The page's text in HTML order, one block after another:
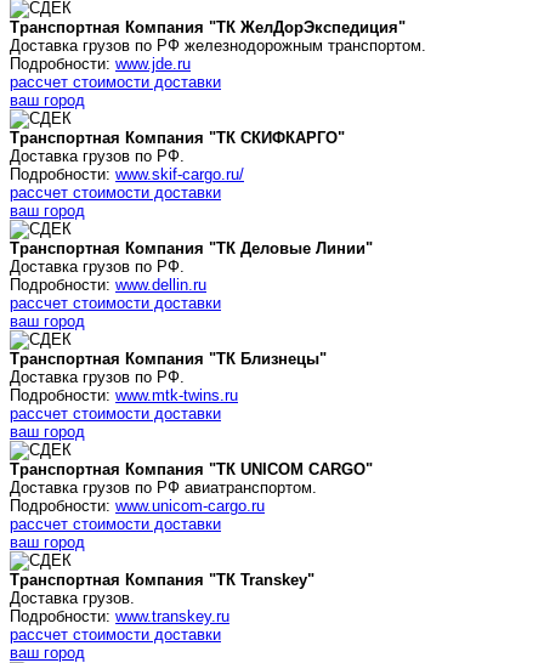
Транспортная Компания "ТК ЖелДорЭкспедиция"
Доставка грузов по РФ железнодорожным транспортом.
Подробности: www.jde.ru
рассчет стоимости доставки
ваш город
Транспортная Компания "ТК СКИФКАРГО"
Доставка грузов по РФ.
Подробности: www.skif-cargo.ru/
рассчет стоимости доставки
ваш город
Транспортная Компания "ТК Деловые Линии"
Доставка грузов по РФ.
Подробности: www.dellin.ru
рассчет стоимости доставки
ваш город
Транспортная Компания "ТК Близнецы"
Доставка грузов по РФ.
Подробности: www.mtk-twins.ru
рассчет стоимости доставки
ваш город
Транспортная Компания "ТК UNICOM CARGO"
Доставка грузов по РФ авиатранспортом.
Подробности: www.unicom-cargo.ru
рассчет стоимости доставки
ваш город
Транспортная Компания "ТК Transkey"
Доставка грузов.
Подробности: www.transkey.ru
рассчет стоимости доставки
ваш город